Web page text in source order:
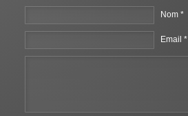
Nom *
Email *